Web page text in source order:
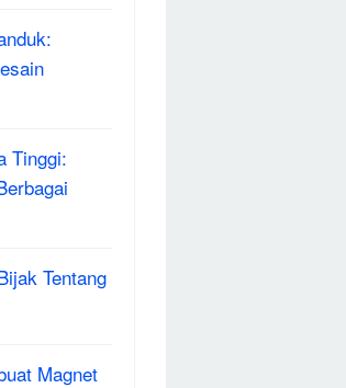
Tinggi:
Tentang
Magnet